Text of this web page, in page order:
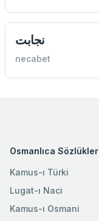
نجابت
necabet
Osmanlıca Sözlükler
Kamus-ı Türki
Lugat-ı Naci
Kamus-ı Osmani